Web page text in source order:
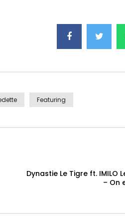
: https://onerpm.link/OneDayII
Featuring
Dynastie Le Tigre ft. IMILO
– On